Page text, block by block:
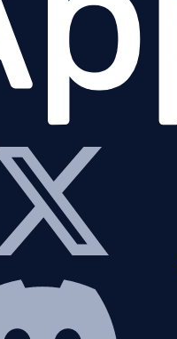
PHP
JavaScript (navegador)